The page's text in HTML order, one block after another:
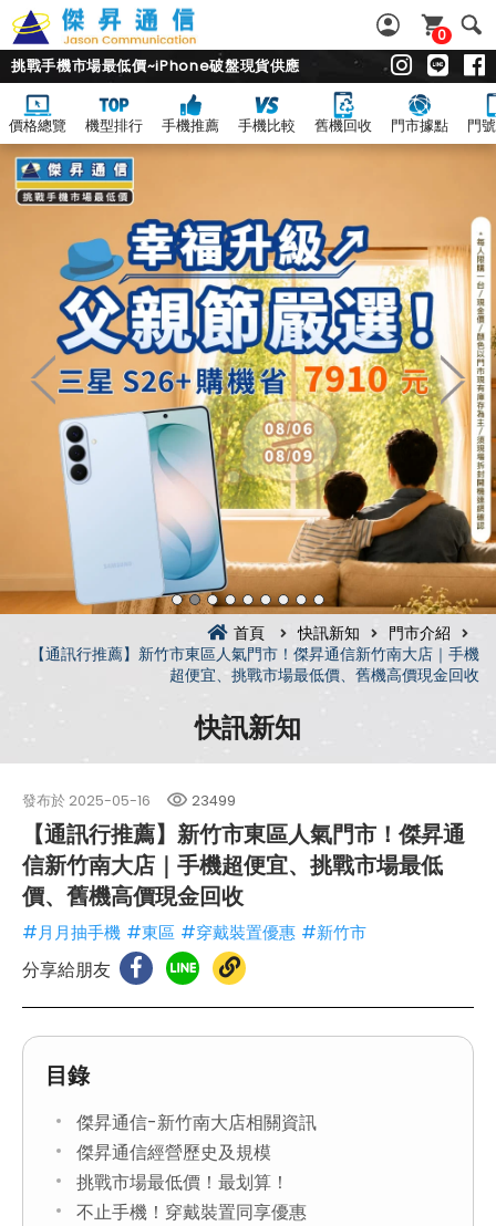
0
挑戰手機市場最低價~iPhone破盤現貨供應
價格總覽 機型排行 手機推薦 手機比較 舊機回收 門市據點 門
首頁 快訊新知
門市介紹
【通訊行推薦】新竹市東區人氣門市！傑昇通信新竹南大店｜手機
超便宜、挑戰市場最低價、舊機高價現金回收
快訊新知
發布於 2025-05-16 23499
【通訊行推薦】新竹市東區人氣門市！傑昇通
信新竹南大店｜手機超便宜、挑戰市場最低
價、舊機高價現金回收
#月月抽手機 #東區 #穿戴裝置優惠 #新竹市
分享給朋友
目錄
傑昇通信-新竹南大店相關資訊
傑昇通信經營歷史及規模
挑戰市場最低價！最划算！
不止手機！穿戴裝置同享優惠